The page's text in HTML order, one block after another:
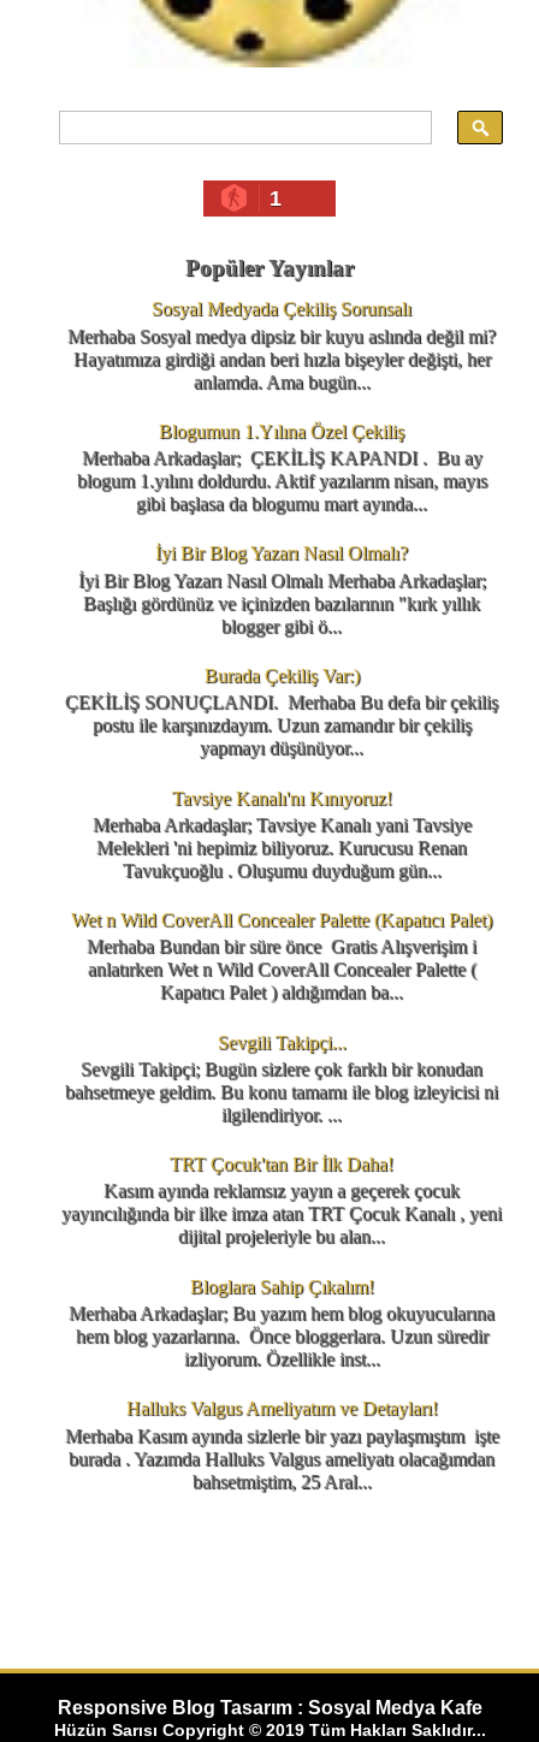
1
Popüler Yayınlar
Sosyal Medyada Çekiliş Sorunsalı
Merhaba Sosyal medya dipsiz bir kuyu aslında değil mi?
Hayatımıza girdiği andan beri hızla bişeyler değişti, her
anlamda. Ama bugün...
Blogumun 1.Yılına Özel Çekiliş
Merhaba Arkadaşlar; ÇEKİLİŞ KAPANDI . Bu ay
blogum 1.yılını doldurdu. Aktif yazılarım nisan, mayıs
gibi başlasa da blogumu mart ayında...
İyi Bir Blog Yazarı Nasıl Olmalı?
İyi Bir Blog Yazarı Nasıl Olmalı Merhaba Arkadaşlar;
Başlığı gördünüz ve içinizden bazılarının "kırk yıllık
blogger gibi ö...
Burada Çekiliş Var:)
ÇEKİLİŞ SONUÇLANDI. Merhaba Bu defa bir çekiliş
postu ile karşınızdayım. Uzun zamandır bir çekiliş
yapmayı düşünüyor...
Tavsiye Kanalı'nı Kınıyoruz!
Merhaba Arkadaşlar; Tavsiye Kanalı yani Tavsiye
Melekleri 'ni hepimiz biliyoruz. Kurucusu Renan
Tavukçuoğlu . Oluşumu duyduğum gün...
Wet n Wild CoverAll Concealer Palette (Kapatıcı Palet)
Merhaba Bundan bir süre önce Gratis Alışverişim i
anlatırken Wet n Wild CoverAll Concealer Palette (
Kapatıcı Palet ) aldığımdan ba...
Sevgili Takipçi...
Sevgili Takipçi; Bugün sizlere çok farklı bir konudan
bahsetmeye geldim. Bu konu tamamı ile blog izleyicisi ni
ilgilendiriyor. ...
TRT Çocuk'tan Bir İlk Daha!
Kasım ayında reklamsız yayın a geçerek çocuk
yayıncılığında bir ilke imza atan TRT Çocuk Kanalı , yeni
dijital projeleriyle bu alan...
Bloglara Sahip Çıkalım!
Merhaba Arkadaşlar; Bu yazım hem blog okuyucularına
hem blog yazarlarına. Önce bloggerlara. Uzun süredir
izliyorum. Özellikle inst...
Halluks Valgus Ameliyatım ve Detayları!
Merhaba Kasım ayında sizlerle bir yazı paylaşmıştım işte
burada . Yazımda Halluks Valgus ameliyatı olacağımdan
bahsetmiştim, 25 Aral...
Responsive Blog Tasarım : Sosyal Medya Kafe
Hüzün Sarısı Copyright © 2019 Tüm Hakları Saklıdır...